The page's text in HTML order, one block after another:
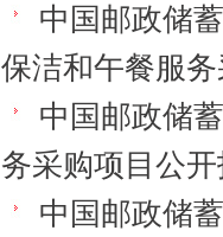
中国邮政储
保洁和午餐服
中国邮政储
务采购项目公
中国邮政储